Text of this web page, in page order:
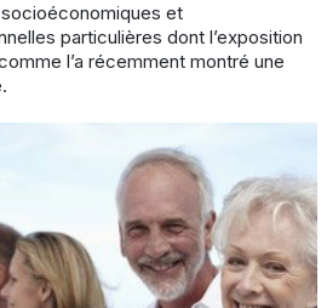
et
particulières dont l’exposition
l’a récemment montré une